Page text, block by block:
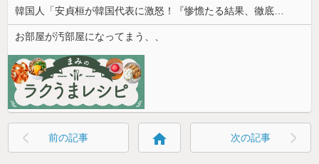
韓国人「安貞桓が韓国代表に激怒！『惨憺たる結果、徹底的な刷新が必要だ』と監督や協会を痛烈批判」
お部屋が汚部屋になってまう、、
前の記事 home 次の記事